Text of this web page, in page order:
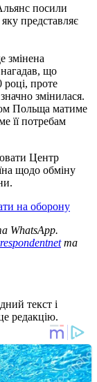
посили
представляє
змінена
нагадав, що
проте
змінилася.
Польща матиме
її потребам
Центр
щодо обміну
на оборону
WhatsApp.
та
текст і
редакцію.